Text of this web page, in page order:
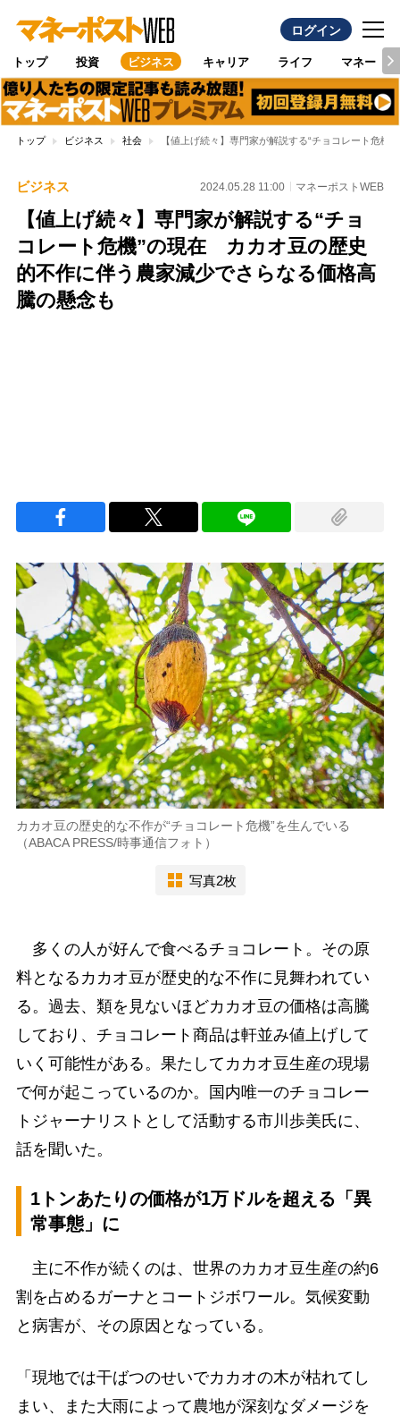
ログイン
トップ 投資 ビジネス キャリア ライフ マネー
トップ ビジネス 社会 【値上げ続々】専門家が解説する“チョコレート危
ビジネス 2024.05.28 11:00 マネーポストWEB
【値上げ続々】専門家が解説する“チョ
コレート危機”の現在 カカオ豆の歴史
的不作に伴う農家減少でさらなる価格高
騰の懸念も
カカオ豆の歴史的な不作が“チョコレート危機”を生んでいる
（ABACA PRESS/時事通信フォト）
写真2枚
多くの人が好んで食べるチョコレート。その原
料となるカカオ豆が歴史的な不作に見舞われてい
る。過去、類を見ないほどカカオ豆の価格は高騰
しており、チョコレート商品は軒並み値上げして
いく可能性がある。果たしてカカオ豆生産の現場
で何が起こっているのか。国内唯一のチョコレー
トジャーナリストとして活動する市川歩美氏に、
話を聞いた。
1トンあたりの価格が1万ドルを超える「異
常事態」に
主に不作が続くのは、世界のカカオ豆生産の約6
割を占めるガーナとコートジボワール。気候変動
と病害が、その原因となっている。
「現地では干ばつのせいでカカオの木が枯れてし
まい、また大雨によって農地が深刻なダメージを